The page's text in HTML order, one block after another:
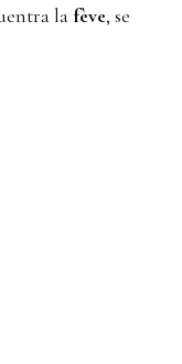
la fève, se